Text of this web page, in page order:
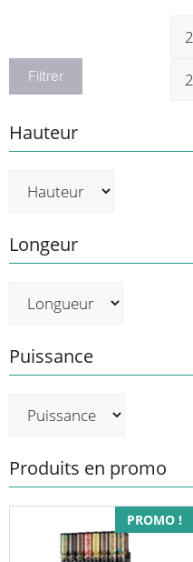
Prix
Filtrer
Hauteur
Longeur
Puissance
Produits en promo
PROMO !